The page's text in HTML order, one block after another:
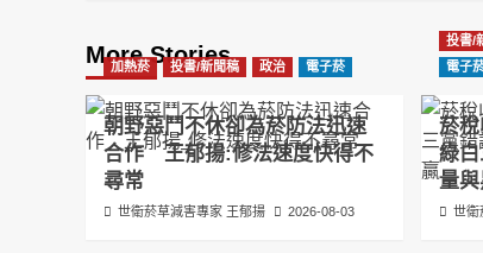
More Stories
加熱菸 投書/新聞稿 政治 電子菸
朝野惡鬥不休卻為菸防法迅速
合作 王郁揚:修法速度快得不
尋常
世衛菸草減害專家 王郁揚 2026-08-03
投書/
電子
菸
綠
量
世衛